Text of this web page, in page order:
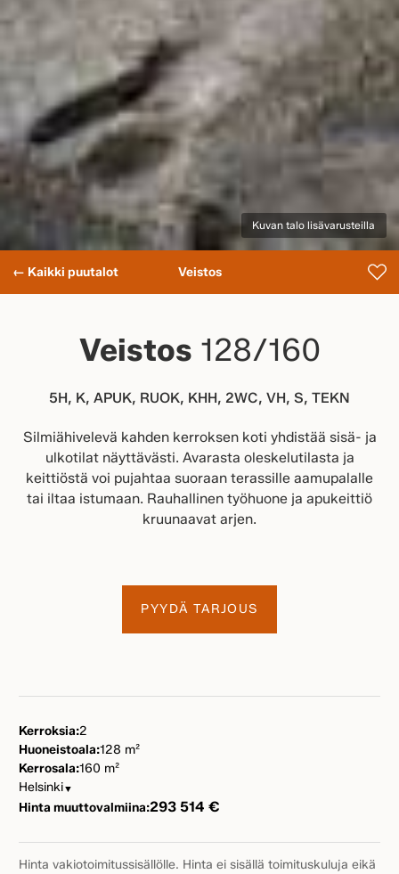
Kuvan talo lisävarusteilla
← Kaikki puutalot Veistos
Veistos 128/160
5H, K, APUK, RUOK, KHH, 2WC, VH, S, TEKN
Silmiähivelevä kahden kerroksen koti yhdistää sisä- ja
ulkotilat näyttävästi. Avarasta oleskelutilasta ja
keittiöstä voi pujahtaa suoraan terassille aamupalalle
tai iltaa istumaan. Rauhallinen työhuone ja apukeittiö
kruunaavat arjen.
PYYDÄ TARJOUS
Kerroksia:2
Huoneistoala:128 m²
Kerrosala:160 m²
Helsinki▼
Hinta muuttovalmiina:293 514 €
Hinta vakiotoimitussisällölle. Hinta ei sisällä toimituskuluja eikä